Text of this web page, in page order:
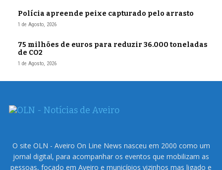
Polícia apreende peixe capturado pelo arrasto
1 de Agosto, 2026
75 milhões de euros para reduzir 36.000 toneladas
de CO2
1 de Agosto, 2026
O site OLN - Aveiro On Line News nasceu em 2000 como um
jornal digital, para acompanhar os eventos que mobilizam as
pessoas, focado em Aveiro e municípios vizinhos mas ligado e